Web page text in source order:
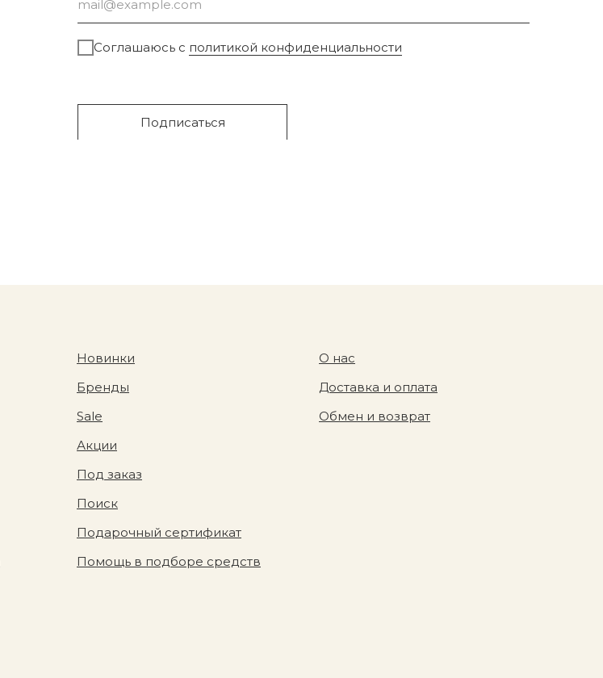
Соглашаюсь с политикой конфиденциальности
Подписаться
Новинки
Бренды
Sale
Акции
Под заказ
Поиск
Подарочный сертификат
Помощь в подборе средств
О нас
Доставка и оплата
Обмен и возврат